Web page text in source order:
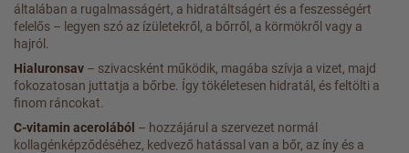
általában a rugalmasságért, a hidratáltságért és a feszességért
felelős – legyen szó az ízületekről, a bőrről, a körmökről vagy a
hajról.
Hialuronsav – szivacsként működik, magába szívja a vizet, majd
fokozatosan juttatja a bőrbe. Így tökéletesen hidratál, és feltölti a
finom ráncokat.
C-vitamin acerolából – hozzájárul a szervezet normál
kollagénképződéséhez, kedvező hatással van a bőr, az íny és a